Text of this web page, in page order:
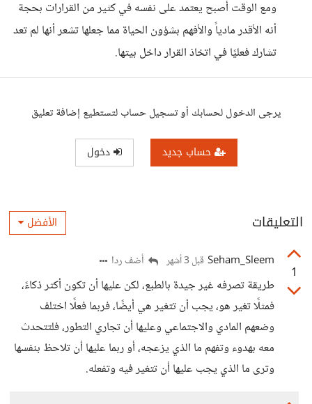
ومع الوقت أصبح يعتمد على نفسه في كثير من القرارات بحجة
أنه الأقدر مادياً والأفهم بشؤون الحياة مما جعلها تشعر أنها لم تعد
تشارك فعليًا في اتخاذ القرار داخل بيتها.
يرجى الدخول لحسابك أو تسجيل حساب لتستطيع إضافة تعليق
حساب جديد دخول
التعليقات الأفضل
1
Seham_Sleem قبل 3 أشهر أضف ردا
طريقة تصرفه غير جيدة بالطبع، لكن عليها أن تكون أكثر ذكاءً،
فمثلًا تغير هو، يجب أن تتغير هي أيضًا، فربما فعلًا اختلف
وضعهم المادي والاجتماعي وعليها أن تجاري التطور، فلتتحدث
معه بهدوء وتفهم ما الذي يزعجه، أو ربما عليها أن تلاحظ بنفسها
وترى ما الذي يجب عليها أن تتغير فيه وتفعله.